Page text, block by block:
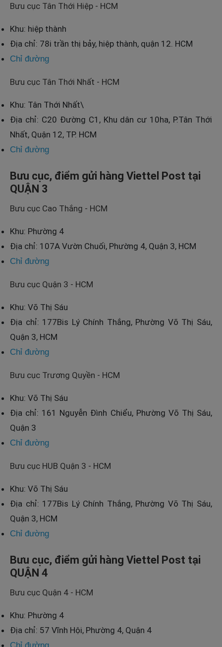
Bưu cục Tân Thới Hiệp - HCM
Khu: hiệp thành
Địa chỉ: 78i trần thị bảy, hiệp thành, quận 12. HCM
Chỉ đường
Bưu cục Tân Thới Nhất - HCM
Khu: Tân Thới Nhất\
Địa chỉ: C20 Đường C1, Khu dân cư 10ha, P.Tân Thới
Nhất, Quận 12, TP. HCM
Chỉ đường
Bưu cục, điểm gửi hàng Viettel Post tại
QUẬN 3
Bưu cục Cao Thắng - HCM
Khu: Phường 4
Địa chỉ: 107A Vườn Chuối, Phường 4, Quận 3, HCM
Chỉ đường
Bưu cục Quận 3 - HCM
Khu: Võ Thị Sáu
Địa chỉ: 177Bis Lý Chính Thắng, Phường Võ Thị Sáu,
Quận 3, HCM
Chỉ đường
Bưu cục Trương Quyền - HCM
Khu: Võ Thị Sáu
Địa chỉ: 161 Nguyễn Đình Chiểu, Phường Võ Thị Sáu,
Quận 3
Chỉ đường
Bưu cục HUB Quận 3 - HCM
Khu: Võ Thị Sáu
Địa chỉ: 177Bis Lý Chính Thắng, Phường Võ Thị Sáu,
Quận 3, HCM
Chỉ đường
Bưu cục, điểm gửi hàng Viettel Post tại
QUẬN 4
Bưu cục Quận 4 - HCM
Khu: Phường 4
Địa chỉ: 57 Vĩnh Hội, Phường 4, Quận 4